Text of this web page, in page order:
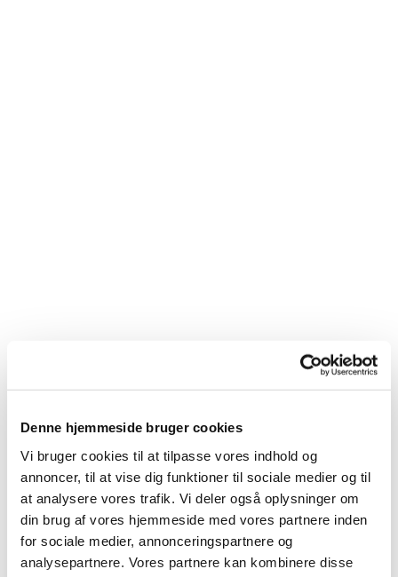
Denne hjemmeside bruger cookies
Vi bruger cookies til at tilpasse vores indhold og
annoncer, til at vise dig funktioner til sociale medier og til
at analysere vores trafik. Vi deler også oplysninger om
din brug af vores hjemmeside med vores partnere inden
for sociale medier, annonceringspartnere og
analysepartnere. Vores partnere kan kombinere disse